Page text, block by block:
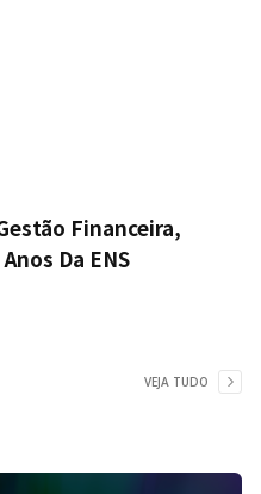
Financeira,
Da ENS
VEJA TUDO